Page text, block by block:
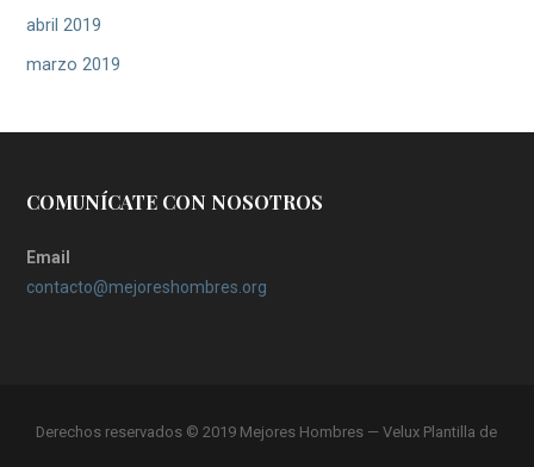
abril 2019
marzo 2019
COMUNÍCATE CON NOSOTROS
Email
contacto@mejoreshombres.org
Derechos reservados © 2019 Mejores Hombres — Velux Plantilla de